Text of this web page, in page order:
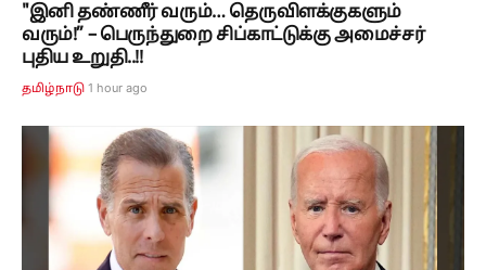
"இனி தண்ணீர் வரும்… தெருவிளக்குகளும்
வரும்!” – பெருந்துறை சிப்காட்டுக்கு அமைச்சர்
புதிய உறுதி..!!
தமிழ்நாடு 1 hour ago